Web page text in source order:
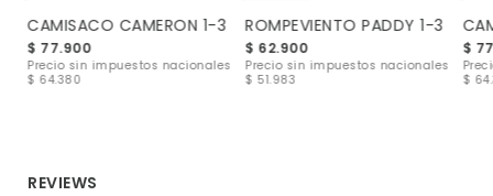
CAMISACO CAMERON 1-3
$ 77.900
Precio sin impuestos nacionales
$ 64.380
ROMPEVIENTO PADDY 1-3
$ 62.900
Precio sin impuestos nacionales
$ 51.983
$
$
REVIEWS